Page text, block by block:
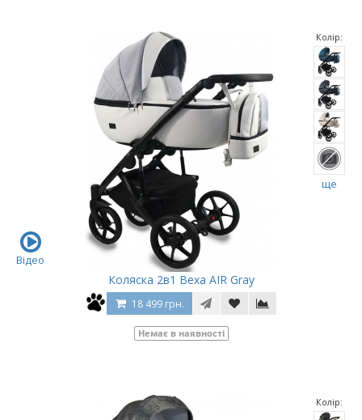
Колір:
ще
Відео
Коляска 2в1 Bexa AIR Gray
18 499 грн.
Немає в наявності
Колір: